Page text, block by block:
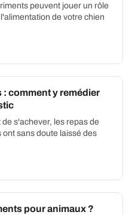
peuvent jouer un rôle
de votre chien
: comment y remédier
s'achever, les repas de
ont sans doute laissé des
pour animaux ?